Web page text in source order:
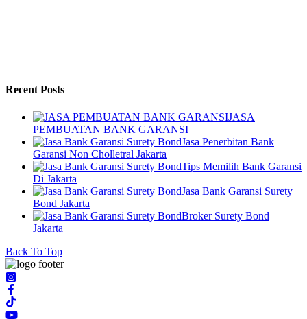
Recent Posts
JASA
PEMBUATAN BANK GARANSI
Jasa Penerbitan Bank
Garansi Non Cholletral Jakarta
Tips Memilih Bank Garansi
Di Jakarta
Jasa Bank Garansi Surety
Bond Jakarta
Broker Surety Bond
Jakarta
Back To Top